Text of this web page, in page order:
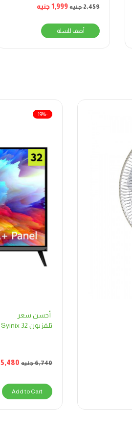
2,459جنيه 1,999جنيه
أضف للسلة
أحسن سعر
تلفزيون Syinix 32 بوصة سمارت كاستHD – LED
6,740جنيه 5,480
-19%
Add to Cart